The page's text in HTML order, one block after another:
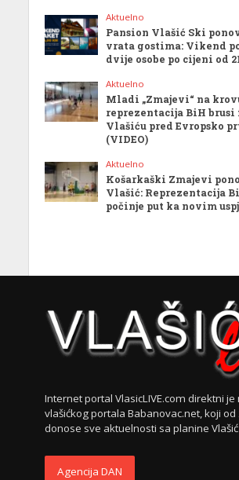
Aktuelno
Pansion Vlašić Ski
vrata gostima: Vikend
dvije osobe po cijeni od
Aktuelno
Mladi „Zmajevi“ na
reprezentacija BiH brusi
Vlašiću pred Evropsko
(VIDEO)
Aktuelno
Košarkaški Zmajevi
Vlašić: Reprezentacija
počinje put ka novim
Internet portal VlasicLIVE.com direktni
vlašićkog portala Babanovac.net, koji
donose sve aktuelnosti sa planine Vlašić
Agencija DAN